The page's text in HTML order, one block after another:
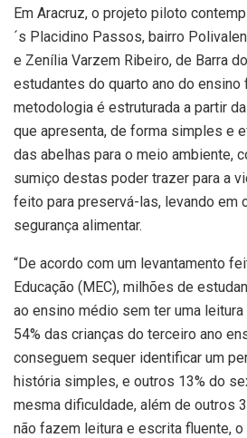
Em Aracruz, o projeto piloto
´s Placidino Passos, bairro
e Zenília Varzem Ribeiro, de Barra
estudantes do quarto ano do ensino
metodologia é estruturada a partir
que apresenta, de forma simples e
das abelhas para o meio ambiente,
sumiço destas poder trazer para a
feito para preservá-las, levando em
segurança alimentar.
“De acordo com um levantamento
Educação (MEC), milhões de
ao ensino médio sem ter uma
54% das crianças do terceiro ano
conseguem sequer identificar um
história simples, e outros 13% do
mesma dificuldade, além de outros
não fazem leitura e escrita fluente, o